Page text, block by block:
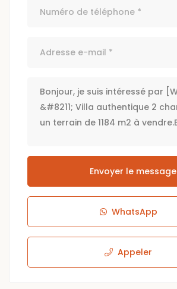
Envoyer le message
WhatsApp
Appeler